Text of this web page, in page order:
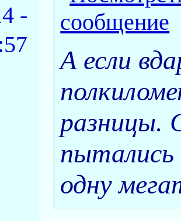
-
А если
разницы.
пытались
одну